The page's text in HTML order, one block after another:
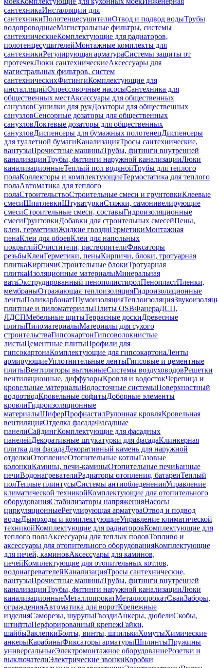
сантехникаИнсталляции для
сантехникиПолотенцесушителиОтвод и подвод водыТрубы
водопроводныеМагистральные фильтры, системы
сантехническиеКомплектующие для радиаторов,
полотенцесушителейМонтажные комплекты для
сантехникиРегулирующая арматураСистемы защиты от
протечекЛюки сантехническиеАксессуары для
магистральных фильтров, систем
сантехническихФитингиКомплектующие для
инсталляцийОпрессовочные насосыСантехника для
общественных местАксессуары для общественных
санузловСушилки для рукДозаторы для общественных
санузловСенсорные дозаторы для общественных
санузловЛоктевые дозаторы для общественных
санузловДиспенсеры для бумажных полотенецДиспенсеры
для туалетной бумагиКанализацияТросы сантехнические,
вантузыПрочистные машиныТрубы, фитинги внутренней
канализацииТрубы, фитинги наружной канализацииЛюки
канализационныеТеплый пол водянойТрубы для теплого
полаКоллекторы и комплектующиеТермостатика для теплого
полаАвтоматика для теплого
полаСтроительствоСтроительные смеси и грунтовкиКлеевые
смесиШпатлевкиШтукатуркиСтяжки, самонивелирующие
смесиСтроительные смеси, составыГидроизоляционные
смесиГрунтовкиДобавки для строительных смесейПены,
клеи, герметикиЖидкие гвоздиГерметикиМонтажная
пенаКлеи для обоевКлеи для напольных
покрытийОчистители, растворителиФиксаторы
резьбыКлеиГерметики, пеныКирпичи, блоки, тротуарная
плиткаКирпичиСтроительные блокиТротуарная
плиткаИзоляционные материалыМинеральная
ватаЭкструдированный пенополистиролПенопластПленки,
мембраныОтражающая теплоизоляцияГидроизоляционные
лентыПоликарбонатШумоизоляцияТеплоизоляция
плитные и пиломатериалыПлиты OSBФанераДСП,
ЛДСПМебельные щитыТеррасные доскиДревесные
плитыПиломатериалыМатериалы для сухого
строительстваГипсокартонГипсоволокнистые
листыЦементные плитыПрофили для
гипсокартонаКомплектующие для гипсокартонаЛенты
армирующиеУплотнительные лентыГипсовые и цементные
плитыВентиляторы вытяжныеСистемы воздуховодовРешетки
вентиляционные, диффузорыКровля и водостокЧерепица и
кровельные материалыВодосточные системыПоверхностный
водоотводКровельные софитыДоборные элементы
кровлиГидроизоляционные
материалыШиферПрофнастилРулонная кровляКровельная
вентиляцияОтделка фасадаФасадные
панелиСайдингКомплектующие для фасадных
панелейДекоративные штукатурки для фасадаКлинкерная
плитка для фасадаДекоративный камень для наружной
отделкиОтоплениеОтопительные котлыГазовые
колонкиКамины, печи-каминыОтопительные печиБанные
печиВодонагревателиРадиаторы отопления, батареиТеплый
полТеплые плинтусыСистемы антиобледененияУправление
климатической техникойКомплектующие для отопительного
оборудованияСтабилизаторы напряженияНасосы
циркуляционныеРегулирующая арматураОтвод и подвод
водыДымоходы и комплектующиеУправление климатической
техникойКомплектующие для радиаторовКомплектующие для
теплого полаАксессуары для теплых половТопливо и
аксессуары для отопительного оборудованияКомплектующие
для печей, каминовАксессуары для каминов,
печейКомплектующие для отопительных котлов,
водонагревателейКанализацияТросы сантехнические,
вантузыПрочистные машиныТрубы, фитинги внутренней
канализацииТрубы, фитинги наружной канализацииЛюки
канализационныеМеталлопрокатМеталлопрокатСваиЗаборы,
огражденияАвтоматика для воротКрепежные
изделияСаморезы, шурупыГвоздиАнкеры, дюбелиСкобы,
штифтыПерфорированный крепежГайки,
шайбыЗаклепкиБолты, винты, шпилькиХомутыХимические
анкерыКарабиныФиксаторы арматурыШплинтыПружины
универсальныеЭлектромонтажное оборудованиеРозетки и
выключателиЭлектрические звонкиКоробки